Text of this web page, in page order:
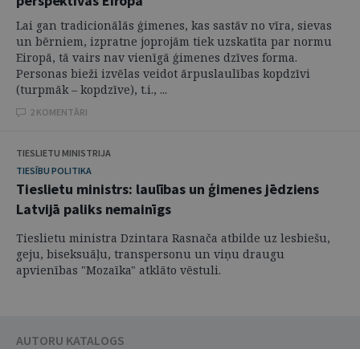
Lai gan tradicionālās ģimenes, kas sastāv no vīra, sievas
un bērniem, izpratne joprojām tiek uzskatīta par normu
Eiropā, tā vairs nav vienīgā ģimenes dzīves forma.
Personas bieži izvēlas veidot ārpuslaulības kopdzīvi
(turpmāk – kopdzīve), t.i., ...
2 KOMENTĀRI
TIESLIETU MINISTRIJA
TIESĪBU POLITIKA
Tieslietu ministrs: laulības un ģimenes jēdziens
Latvijā paliks nemainīgs
Tieslietu ministra Dzintara Rasnača atbilde uz lesbiešu,
geju, biseksuāļu, transpersonu un viņu draugu
apvienības "Mozaīka" atklāto vēstuli.
AUTORU KATALOGS